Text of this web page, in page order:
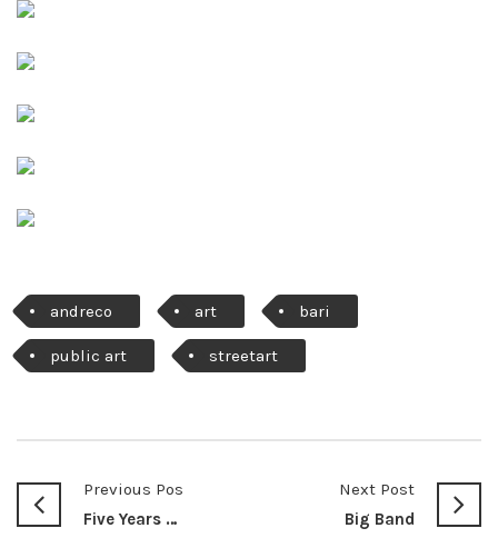
andreco art bari
public art streetart
Previous Post
Five Years Ago
Next Post
Big Band